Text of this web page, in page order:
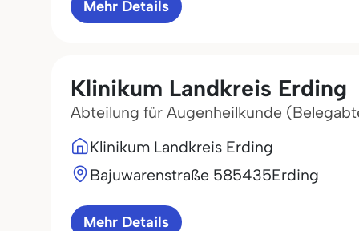
Mehr Details
Klinikum Landkreis Erding
Abteilung für Augenheilkunde
Klinikum Landkreis Erding
Bajuwarenstraße 585435Erding
Mehr Details